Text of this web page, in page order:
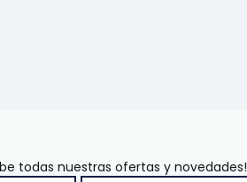
todas nuestras ofertas y novedades!